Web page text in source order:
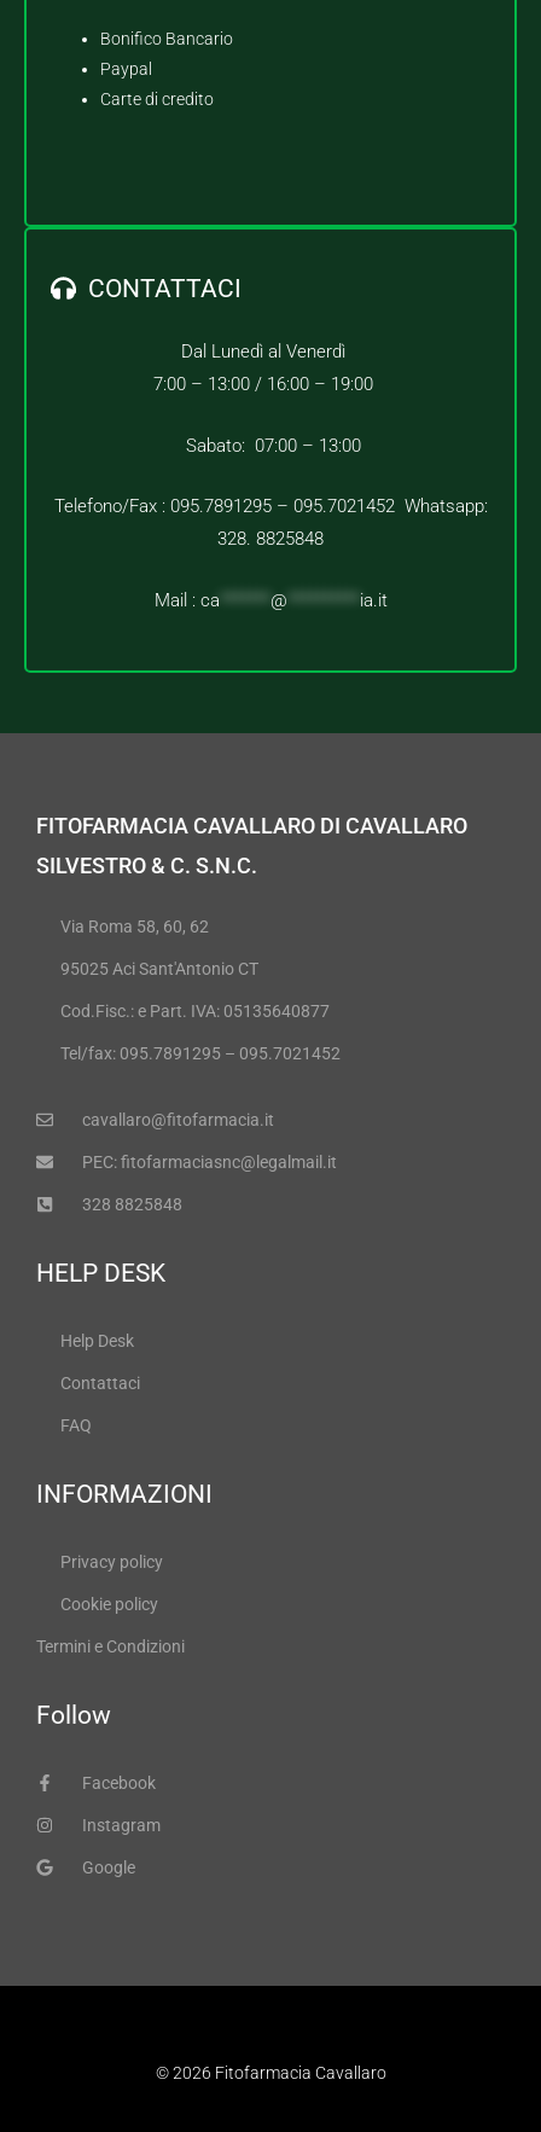
Bonifico Bancario
Paypal
Carte di credito
CONTATTACI
Dal Lunedì al Venerdì
7:00 – 13:00 / 16:00 – 19:00
Sabato: 07:00 – 13:00
Telefono/Fax : 095.7891295 – 095.7021452 Whatsapp:
328. 8825848
Mail : ca @ ia.it
FITOFARMACIA CAVALLARO DI CAVALLARO
SILVESTRO & C. S.N.C.
Via Roma 58, 60, 62
95025 Aci Sant'Antonio CT
Cod.Fisc.: e Part. IVA: 05135640877
Tel/fax: 095.7891295 – 095.7021452
cavallaro@fitofarmacia.it
PEC: fitofarmaciasnc@legalmail.it
328 8825848
HELP DESK
Help Desk
Contattaci
FAQ
INFORMAZIONI
Privacy policy
Cookie policy
Termini e Condizioni
Follow
Facebook
Instagram
Google
© 2026 Fitofarmacia Cavallaro